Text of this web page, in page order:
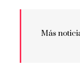
Más